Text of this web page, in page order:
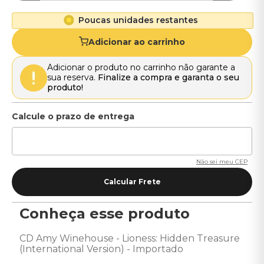
Poucas unidades restantes
Adicionar ao carrinho
Adicionar o produto no carrinho não garante a
sua reserva. Finalize a compra e garanta o seu
produto!
Não sei meu CEP
Conheça esse produto
CD Amy Winehouse - Lioness: Hidden Treasure
(International Version) - Importado